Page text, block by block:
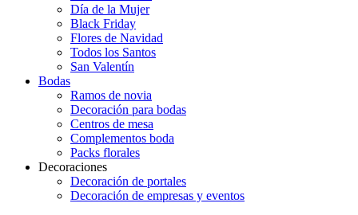
Día de la Mujer
Black Friday
Flores de Navidad
Todos los Santos
San Valentín
Bodas
Ramos de novia
Decoración para bodas
Centros de mesa
Complementos boda
Packs florales
Decoraciones
Decoración de portales
Decoración de empresas y eventos